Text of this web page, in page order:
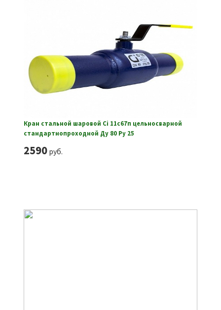
Кран стальной шаровой Ci 11с67п цельносварной
стандартнопроходной Ду 80 Ру 25
2590руб.